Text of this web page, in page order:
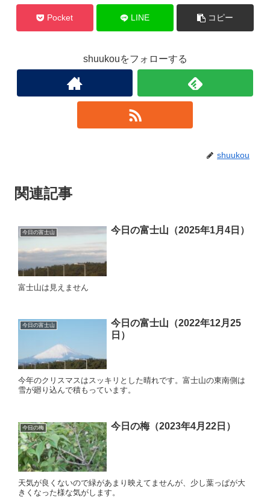
Pocket LINE コピー
shuukouをフォローする
shuukou
関連記事
今日の富士山 今日の富士山（2025年1月4日）
富士山は見えません
今日の富士山
今日の富士山（2022年12月25
日）
今年のクリスマスはスッキリとした晴れです。富士山の東南側は
雪が廻り込んで積もっています。
今日の梅 今日の梅（2023年4月22日）
天気が良くないので緑があまり映えてませんが、少し葉っぱが大
きくなった様な気がします。